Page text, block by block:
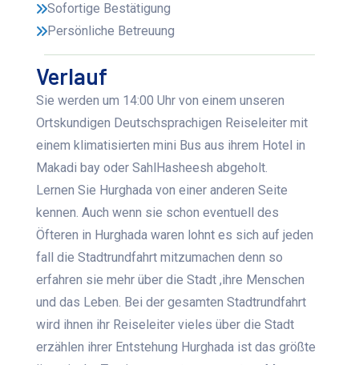
Sofortige Bestätigung
Persönliche Betreuung
Verlauf
Sie werden um 14:00 Uhr von einem unseren
Ortskundigen Deutschsprachigen Reiseleiter mit
einem klimatisierten mini Bus aus ihrem Hotel in
Makadi bay oder SahlHasheesh abgeholt.
Lernen Sie Hurghada von einer anderen Seite
kennen. Auch wenn sie schon eventuell des
Öfteren in Hurghada waren lohnt es sich auf jeden
fall die Stadtrundfahrt mitzumachen denn so
erfahren sie mehr über die Stadt ,ihre Menschen
und das Leben. Bei der gesamten Stadtrundfahrt
wird ihnen ihr Reiseleiter vieles über die Stadt
erzählen ihrer Entstehung Hurghada ist das größte